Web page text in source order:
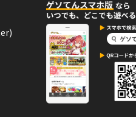
づいた！
02月21日
を手に入れた！